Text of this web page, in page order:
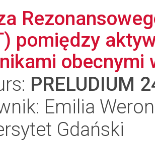
pomiędzy
obecnymi
PRELUDIUM
Emilia
Gdański